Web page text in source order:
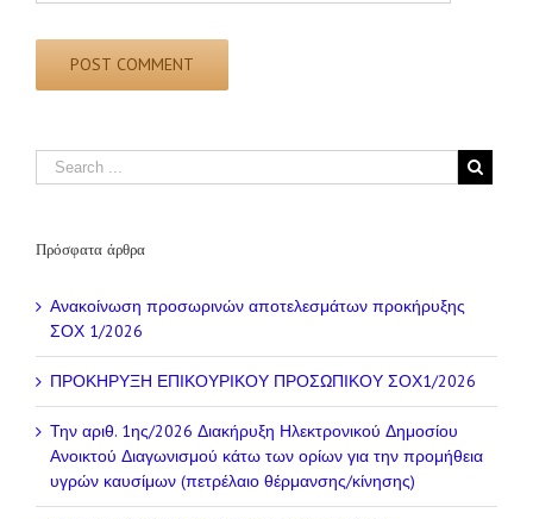
Πρόσφατα άρθρα
Ανακοίνωση προσωρινών αποτελεσμάτων προκήρυξης
ΣΟΧ 1/2026
ΠΡΟΚΗΡΥΞΗ ΕΠΙΚΟΥΡΙΚΟΥ ΠΡΟΣΩΠΙΚΟΥ ΣΟΧ1/2026
Την αριθ. 1ης/2026 Διακήρυξη Ηλεκτρονικού Δημοσίου
Ανοικτού Διαγωνισμού κάτω των ορίων για την προμήθεια
υγρών καυσίμων (πετρέλαιο θέρμανσης/κίνησης)